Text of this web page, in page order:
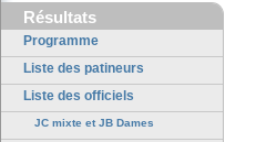
Résultats
Programme
Liste des patineurs
Liste des officiels
JC mixte et JB Dames